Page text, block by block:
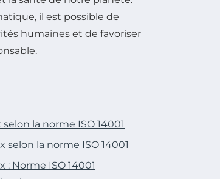
il est possible de
humaines et de favoriser
la norme ISO 14001
la norme ISO 14001
Norme ISO 14001